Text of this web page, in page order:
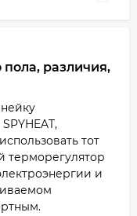
пола, различия,
тот
терморегулятор
и